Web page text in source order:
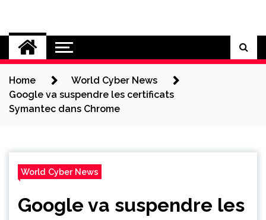
content
Cybersecurity News
Home
World Cyber News
Google va suspendre les certificats
Symantec dans Chrome
World Cyber News
Google va suspendre les